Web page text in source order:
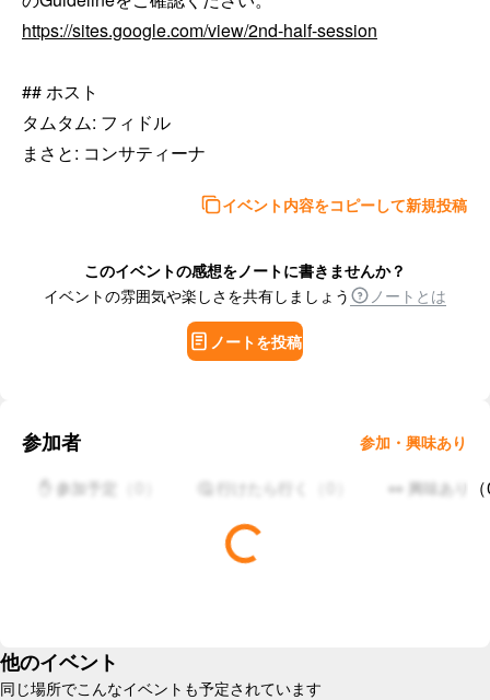
https://sites.google.com/view/2nd-half-session
## ホスト
タムタム: フィドル
まさと: コンサティーナ
イベント内容をコピーして新規投稿
このイベントの感想をノートに書きませんか？
イベントの雰囲気や楽しさを共有しましょう
ノートとは
ノートを投稿
参加者 参加・興味あり
✋ 参加予定 🤔 行けたら行く 👀 興味あり （
他のイベント
同じ場所でこんなイベントも予定されています